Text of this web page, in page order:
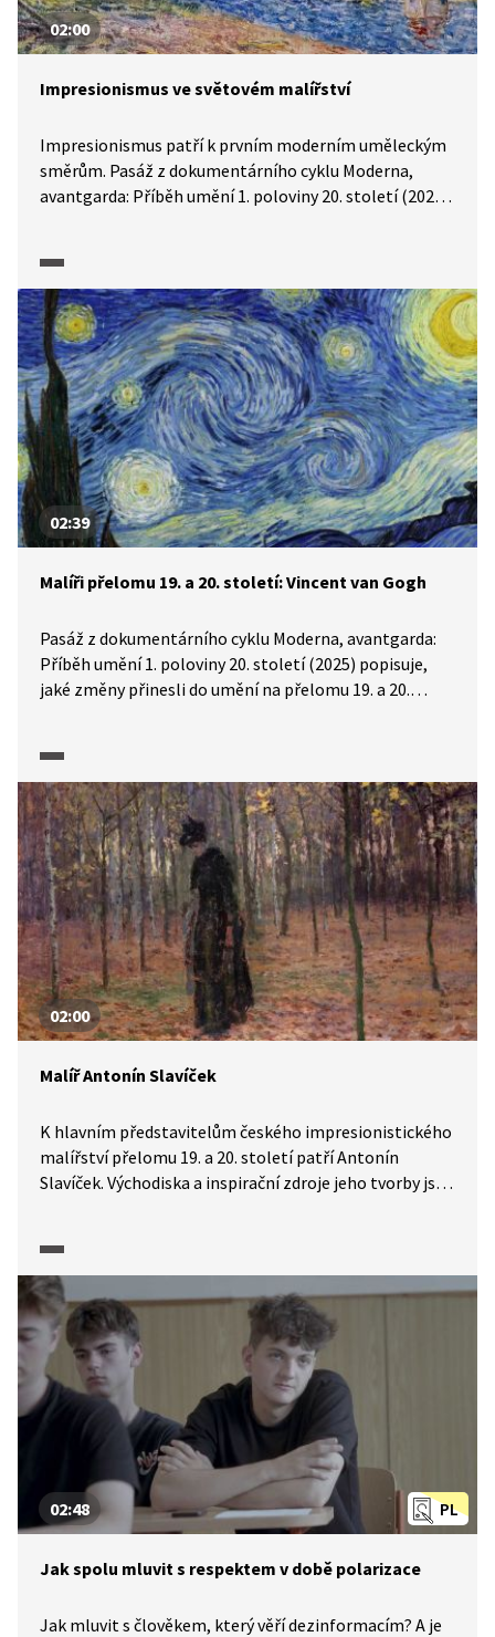
02:00
Impresionismus ve světovém malířství
Impresionismus patří k prvním moderním uměleckým
směrům. Pasáž z dokumentárního cyklu Moderna,
avantgarda: Příběh umění 1. poloviny 20. století (2025)
rysy či původ názvu uměleckého směru. Výkladovou
pasáž doplňují ukázky děl impresionistického
malířství.
02:39
Malíři přelomu 19. a 20. století: Vincent van Gogh
Pasáž z dokumentárního cyklu Moderna, avantgarda:
Příběh umění 1. poloviny 20. století (2025) popisuje,
jaké změny přinesli do umění na přelomu 19. a 20.
videu věnována van Goghovi, jehož dílo je zde
představeno, a to jak prostřednictvím úryvků
z dobových textů, tak pomocí komentářů herců Jiřího
Havelky a Ondřeje Cihláře.
02:00
Malíř Antonín Slavíček
K hlavním představitelům českého impresionistického
malířství přelomu 19. a 20. století patří Antonín
Slavíček. Východiska a inspirační zdroje jeho tvorby jsou
jehož průvodci jsou herci Jiří Havelka a Ondřej Cihlář.
Video zahrnuje i mnoho ukázek Slavíčkových děl, které
můžete využít ve výuce.
PL
02:48
Jak spolu mluvit s respektem v době polarizace
Jak mluvit s člověkem, který věří dezinformacím? A je